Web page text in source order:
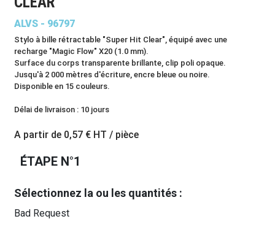
ALVS - 96797
Stylo à bille rétractable "Super Hit Clear", équipé avec une
recharge "Magic Flow" X20 (1.0 mm).
Surface du corps transparente brillante, clip poli opaque.
Jusqu'à 2 000 mètres d'écriture, encre bleue ou noire.
Disponible en 15 couleurs.
Délai de livraison : 10 jours
A partir de 0,57 € HT / pièce
ÉTAPE N°1
Sélectionnez la ou les quantités :
Bad Request